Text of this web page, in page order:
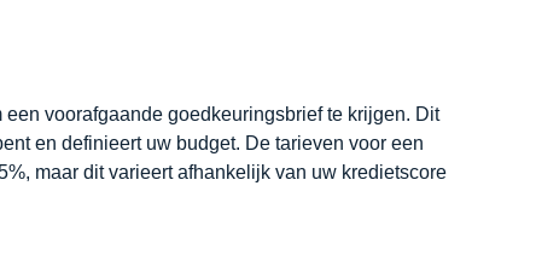
voorafgaande goedkeuringsbrief te krijgen. Dit
en definieert uw budget. De tarieven voor een
maar dit varieert afhankelijk van uw kredietscore